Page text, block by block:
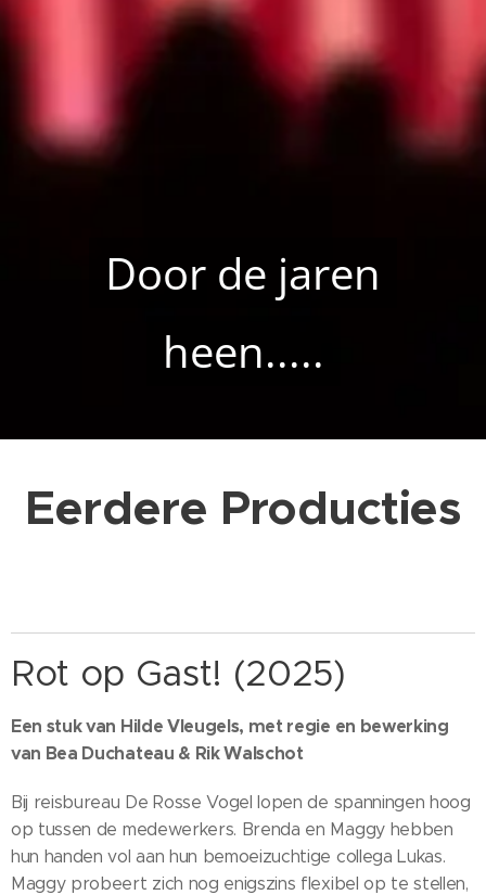
Door de jaren
heen.....
Eerdere Producties
Rot op Gast! (2025)
Een stuk van Hilde Vleugels, met regie en bewerking
van Bea Duchateau & Rik Walschot
Bij reisbureau De Rosse Vogel lopen de spanningen hoog
op tussen de medewerkers. Brenda en Maggy hebben
hun handen vol aan hun bemoeizuchtige collega Lukas.
Maggy probeert zich nog enigszins flexibel op te stellen,